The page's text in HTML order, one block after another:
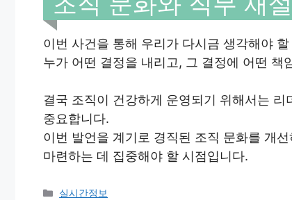
이번 사건을 통해 우리가 다시금 생각해야
누가 어떤 결정을 내리고, 그 결정에 어떤 책
결국 조직이 건강하게 운영되기 위해서는
중요합니다.
이번 발언을 계기로 경직된 조직 문화를 개
마련하는 데 집중해야 할 시점입니다.
Categories
실시간정보